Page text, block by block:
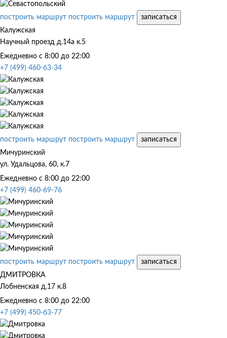
построить маршрут построить маршрут
записаться
Калужская
Научный проезд д.14а к.5
Ежедневно с 8:00 до 22:00
+7 (499) 460-63-34
построить маршрут построить маршрут
записаться
Мичуринский
ул. Удальцова, 60, к.7
Ежедневно с 8:00 до 22:00
+7 (499) 460-69-76
построить маршрут построить маршрут
записаться
ДМИТРОВКА
Лобненская д.17 к.8
Ежедневно с 8:00 до 22:00
+7 (499) 450-63-77